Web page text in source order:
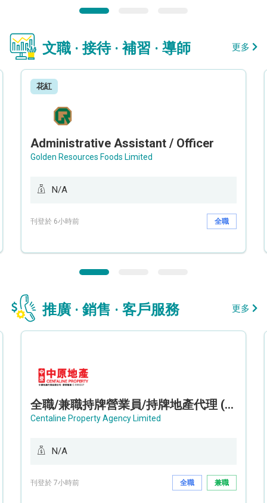
文職 · 接待 · 補習 · 導師 更多
花紅
Administrative Assistant / Officer
Golden Resources Foods Limited
N/A
刊登於 6小時前 全職
推廣 · 銷售 · 客戶服務 更多
全職/兼職持牌營業員/持牌地產代理 (長沙灣/將軍澳/油塘)
Centaline Property Agency Limited
N/A
刊登於 7小時前 全職 兼職